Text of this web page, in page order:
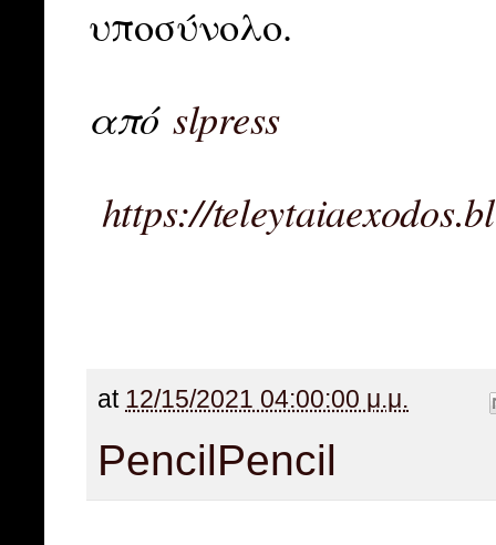
υποσύνολο.
από slpress
https://
at 12/15/2021 04:00:00 μ.μ.
PencilPencil